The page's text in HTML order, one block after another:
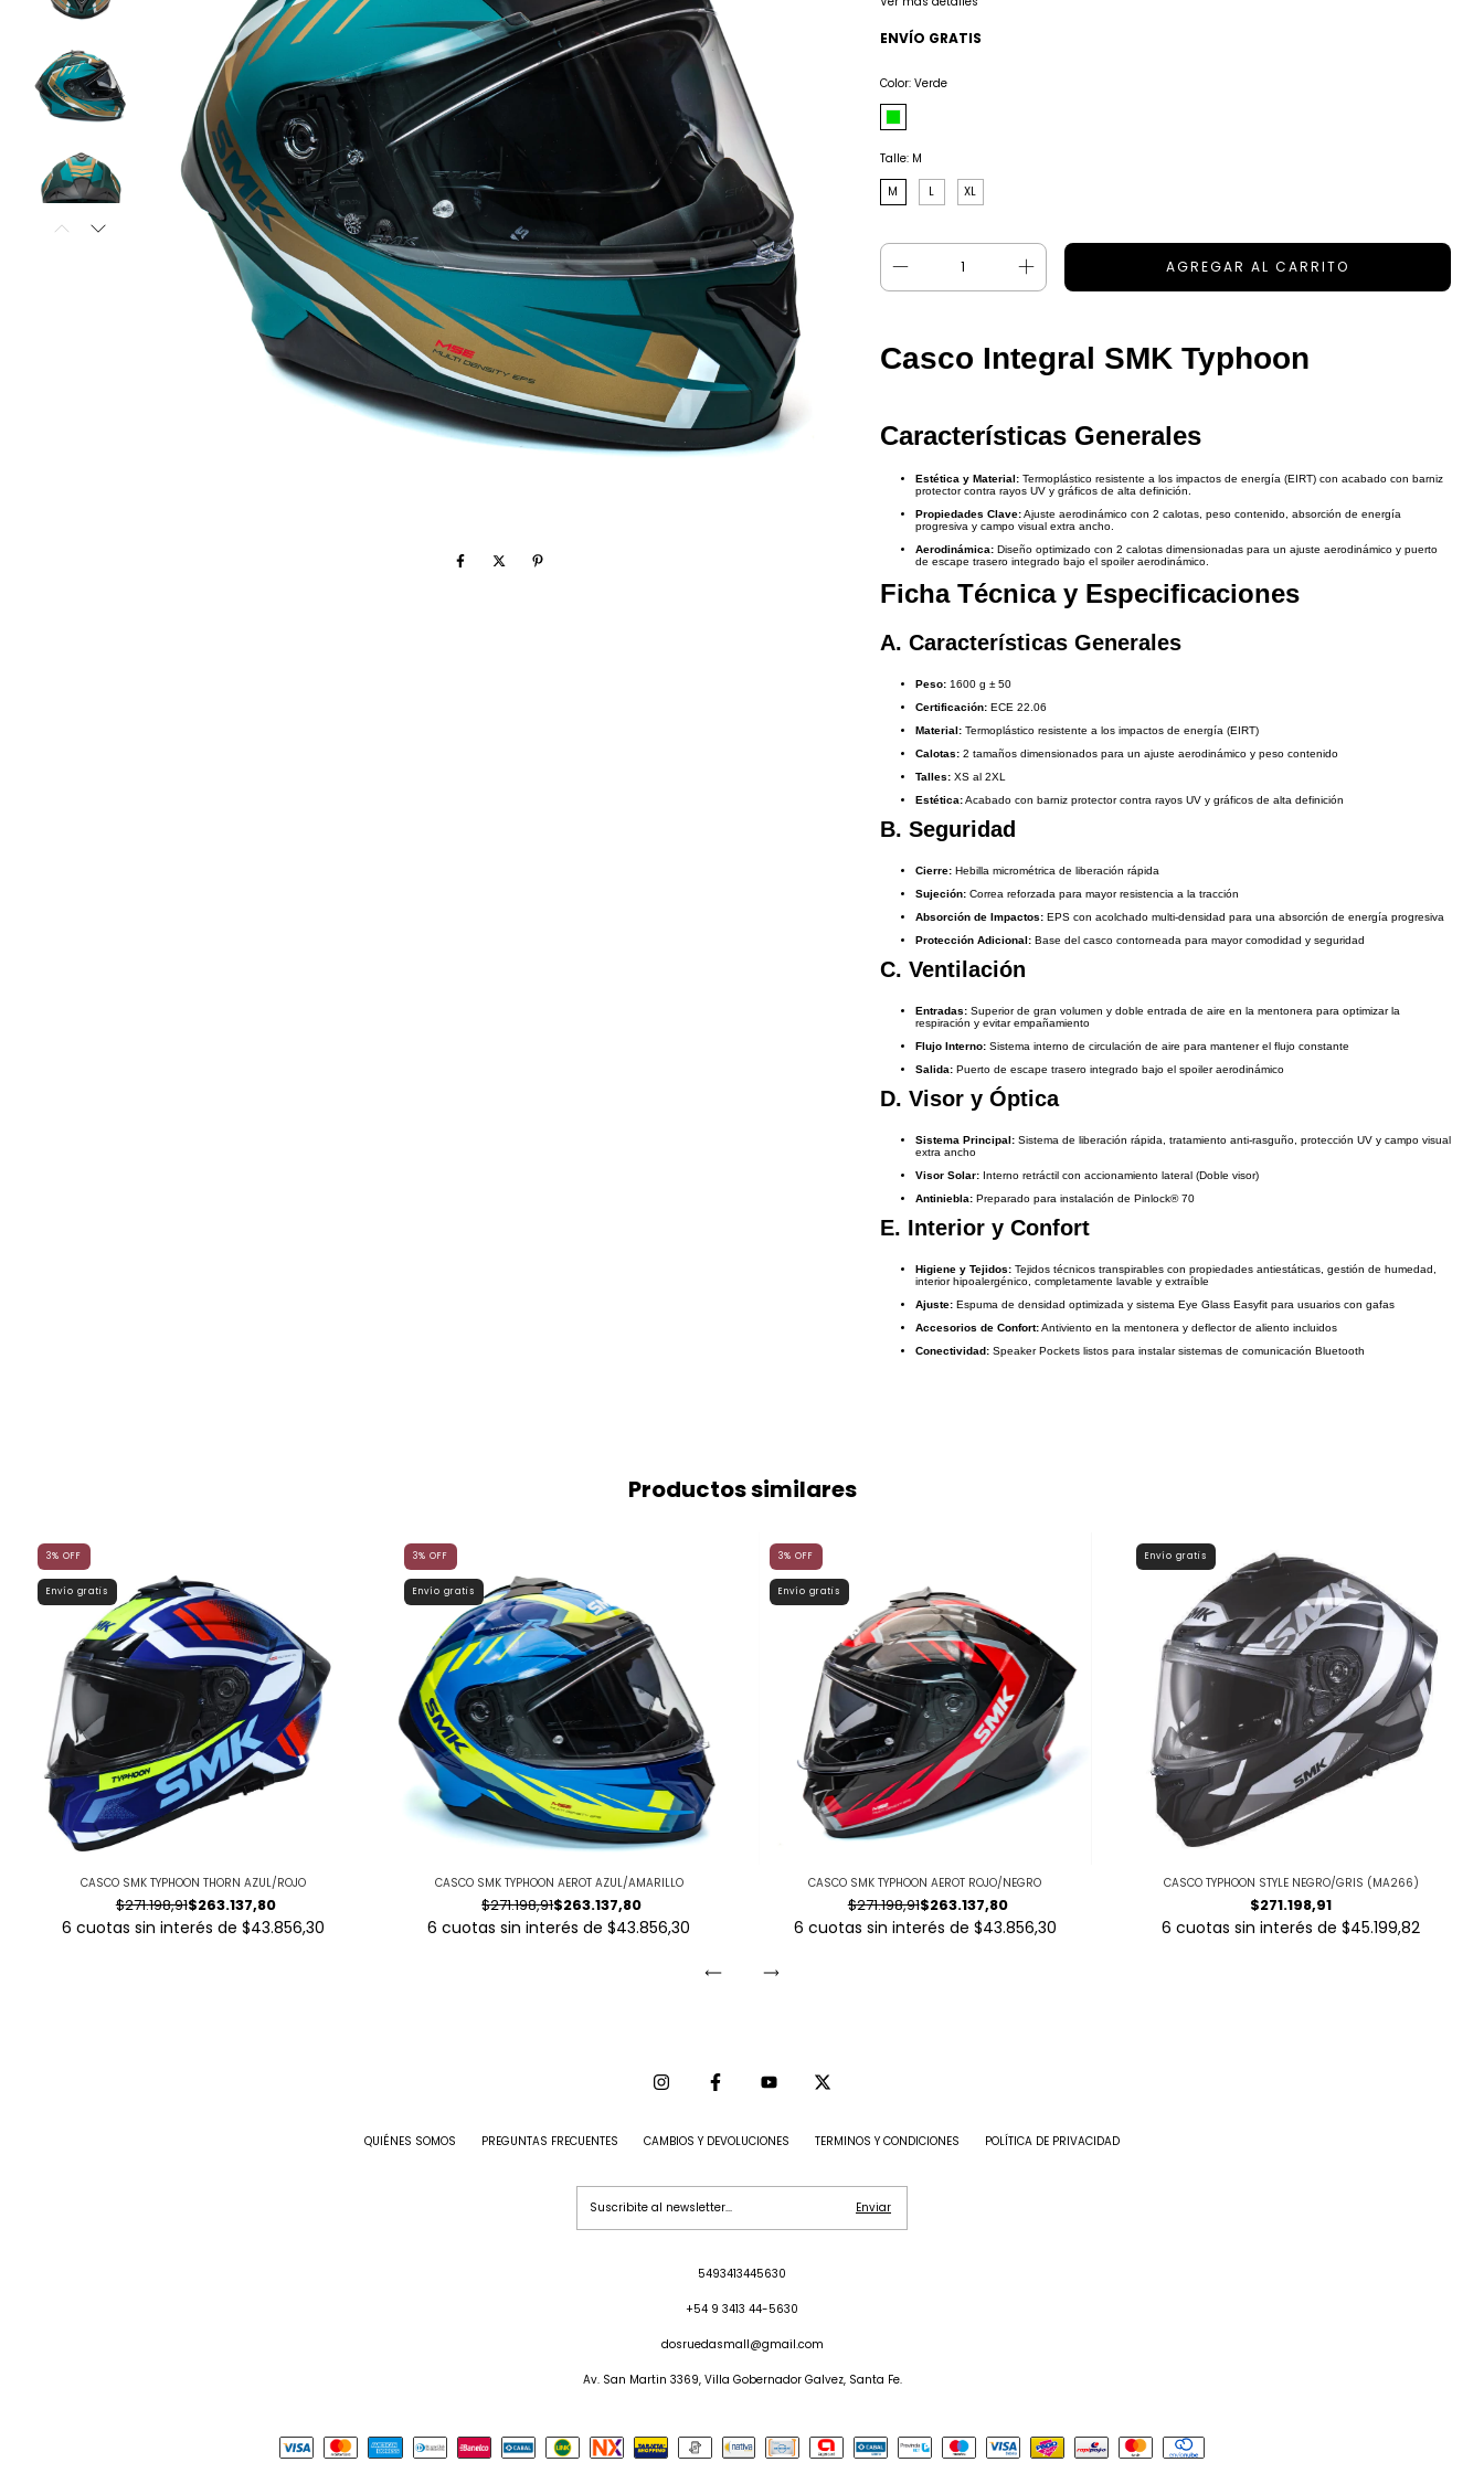
ENVÍO GRATIS
Color: Verde
Talle: M
M
L XL
Casco Integral SMK Typhoon
Características Generales
Estética y Material:Termoplástico resistente a los impactos de energía (EIRT) con acabado con barniz
protector contra rayos UV y gráficos de alta definición.
Propiedades Clave:Ajuste aerodinámico con 2 calotas, peso contenido, absorción de energía
progresiva y campo visual extra ancho.
Aerodinámica:Diseño optimizado con 2 calotas dimensionadas para un ajuste aerodinámico y puerto
de escape trasero integrado bajo el spoiler aerodinámico.
Ficha Técnica y Especificaciones
A. Características Generales
Peso:1600 g ± 50
Certificación:ECE 22.06
Material:Termoplástico resistente a los impactos de energía (EIRT)
Calotas:2 tamaños dimensionados para un ajuste aerodinámico y peso contenido
Talles:XS al 2XL
Estética:Acabado con barniz protector contra rayos UV y gráficos de alta definición
B. Seguridad
Cierre:Hebilla micrométrica de liberación rápida
Sujeción:Correa reforzada para mayor resistencia a la tracción
Absorción de Impactos:EPS con acolchado multi-densidad para una absorción de energía progresiva
Protección Adicional:Base del casco contorneada para mayor comodidad y seguridad
C. Ventilación
Entradas:Superior de gran volumen y doble entrada de aire en la mentonera para optimizar la
respiración y evitar empañamiento
Flujo Interno:Sistema interno de circulación de aire para mantener el flujo constante
Salida:Puerto de escape trasero integrado bajo el spoiler aerodinámico
D. Visor y Óptica
Sistema Principal:Sistema de liberación rápida, tratamiento anti-rasguño, protección UV y campo visual
extra ancho
Visor Solar:Interno retráctil con accionamiento lateral (Doble visor)
Antiniebla:Preparado para instalación de Pinlock® 70
E. Interior y Confort
Higiene y Tejidos:Tejidos técnicos transpirables con propiedades antiestáticas, gestión de humedad,
interior hipoalergénico, completamente lavable y extraíble
Ajuste:Espuma de densidad optimizada y sistema Eye Glass Easyfit para usuarios con gafas
Accesorios de Confort:Antiviento en la mentonera y deflector de aliento incluidos
Conectividad:Speaker Pockets listos para instalar sistemas de comunicación Bluetooth
Productos similares
3% OFF
Envío gratis
CASCO SMK TYPHOON THORN AZUL/ROJO
$263.137,80
$271.198,91
6 cuotas sin interés de $43.856,30
3% OFF
Envío gratis
CASCO SMK TYPHOON AEROT AZUL/AMARILLO
$263.137,80
$271.198,91
6 cuotas sin interés de$43.856,30
3% OFF
Envío gratis
CASCO SMK TYPHOON AEROT ROJO/NEGRO
$263.137,80
$271.198,91
6 cuotas sin interés de $43.856,30
Envío gratis
CASCO TYPHOON STYLE NEGRO/GRIS (MA266)
$271.198,91
6 cuotas sin interés de$45.199,82
QUIÉNES SOMOS PREGUNTAS FRECUENTES CAMBIOS Y DEVOLUCIONES TERMINOS Y CONDICIONES POLÍTICA DE PRIVACIDAD
5493413445630
+54 9 3413 44-5630
dosruedasmall@gmail.com
Av. San Martin 3369, Villa Gobernador Galvez, Santa Fe.